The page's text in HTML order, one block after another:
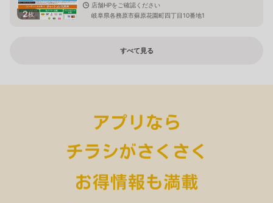
2枚
店舗HPをご確認ください
岐阜県各務原市蘇原花園町四丁目10番地1
すべて見る